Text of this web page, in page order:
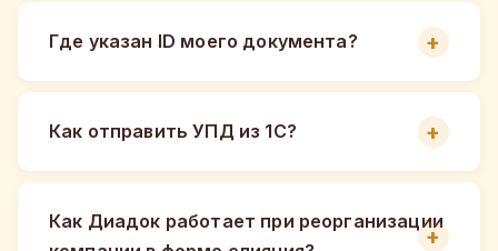
Где указан ID моего документа?
Как отправить УПД из 1С?
Как Диадок работает при реорганизации